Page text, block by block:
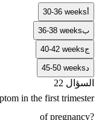
30-36 weeks
ب36-38 weeks
ج40-42 weeks
45-50 weeks
السؤال 22
in the first trimester
of pregnancy?